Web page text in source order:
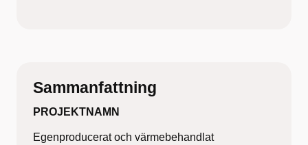
Sammanfattning
PROJEKTNAMN
Egenproducerat och värmebehandlat